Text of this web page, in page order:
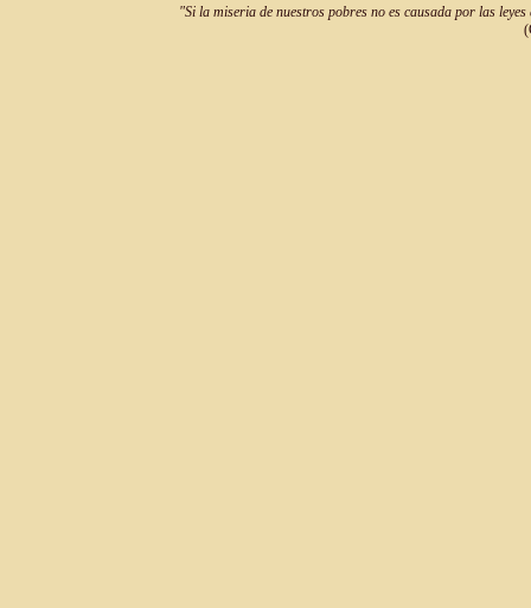
"Si la miseria de nuestros pobres no es causada por las